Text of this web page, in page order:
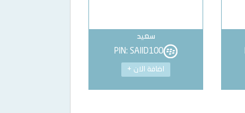
سعيد
PIN: SAIID100
اضافة الان +